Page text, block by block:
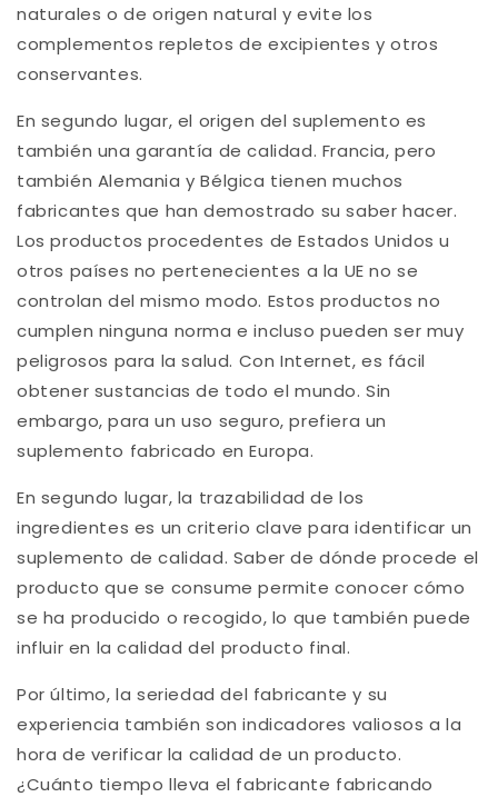
naturales o de origen natural y evite los
complementos repletos de excipientes y otros
conservantes.
En segundo lugar, el origen del suplemento es
también una garantía de calidad. Francia, pero
también Alemania y Bélgica tienen muchos
fabricantes que han demostrado su saber hacer.
Los productos procedentes de Estados Unidos u
otros países no pertenecientes a la UE no se
controlan del mismo modo. Estos productos no
cumplen ninguna norma e incluso pueden ser muy
peligrosos para la salud. Con Internet, es fácil
obtener sustancias de todo el mundo. Sin
embargo, para un uso seguro, prefiera un
suplemento fabricado en Europa.
En segundo lugar, la trazabilidad de los
ingredientes es un criterio clave para identificar un
suplemento de calidad. Saber de dónde procede el
producto que se consume permite conocer cómo
se ha producido o recogido, lo que también puede
influir en la calidad del producto final.
Por último, la seriedad del fabricante y su
experiencia también son indicadores valiosos a la
hora de verificar la calidad de un producto.
¿Cuánto tiempo lleva el fabricante fabricando